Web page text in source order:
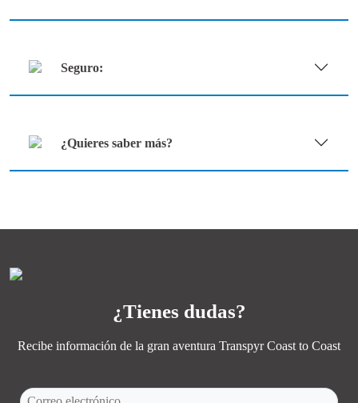
Seguro:
¿Quieres saber más?
¿Tienes dudas?
Recibe información de la gran aventura Transpyr Coast to Coast